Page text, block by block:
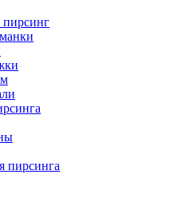
пирсинг
пирсинга